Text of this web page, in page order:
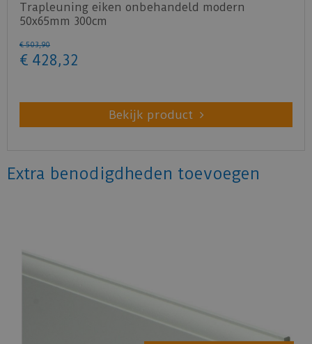
Trapleuning eiken onbehandeld modern
50x65mm 300cm
€ 503,90
€ 428,32
Bekijk product
Extra benodigdheden toevoegen